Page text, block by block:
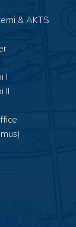
& AKTS
I
II